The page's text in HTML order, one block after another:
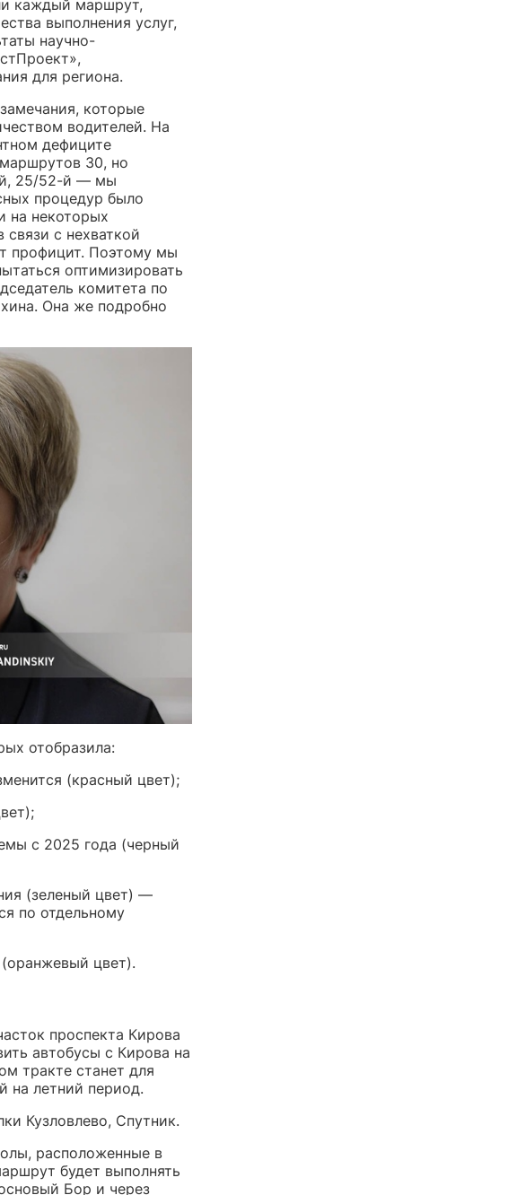
каждый маршрут,
выполнения услуг,
научно-
для региона.
которые
водителей. На
дефиците
30, но
й, 25/52-й — мы
процедур было
на некоторых
с нехваткой
профицит. Поэтому мы
оптимизировать
комитета по
Она же подробно
отобразила:
(красный цвет);
с 2025 года (черный
(зеленый цвет) —
по отдельному
цвет).
проспекта Кирова
автобусы с Кирова на
тракте станет для
на летний период.
Кузловлево, Спутник.
расположенные в
будет выполнять
Бор и через